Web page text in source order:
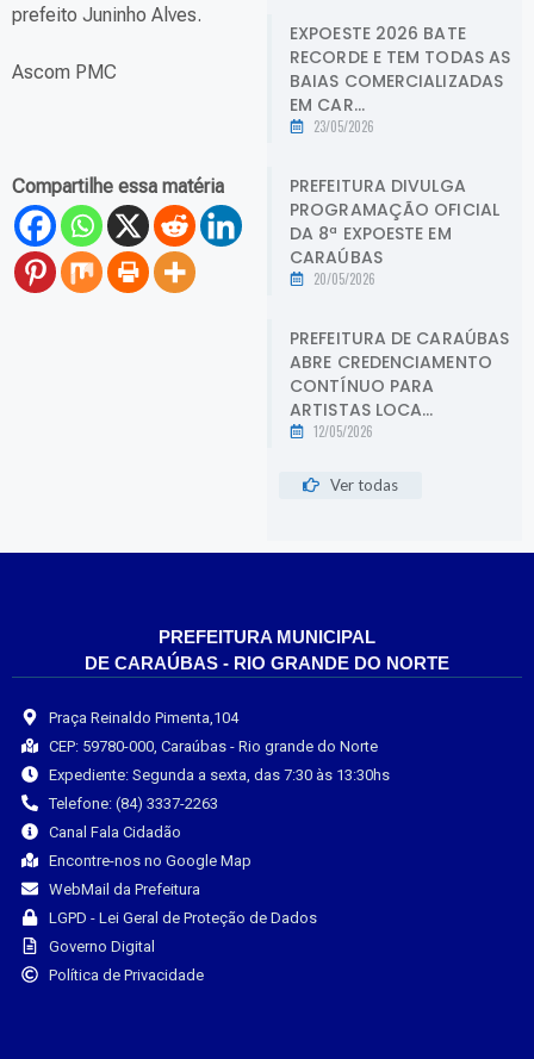
prefeito Juninho Alves.
Ascom PMC
Compartilhe essa matéria
EXPOESTE 2026 BATE
RECORDE E TEM TODAS AS
BAIAS COMERCIALIZADAS
EM CAR...
23/05/2026
PREFEITURA DIVULGA
PROGRAMAÇÃO OFICIAL
DA 8ª EXPOESTE EM
CARAÚBAS
20/05/2026
PREFEITURA DE CARAÚBAS
ABRE CREDENCIAMENTO
CONTÍNUO PARA
ARTISTAS LOCA...
12/05/2026
Ver todas
PREFEITURA MUNICIPAL
DE CARAÚBAS - RIO GRANDE DO NORTE
Praça Reinaldo Pimenta,104
CEP: 59780-000, Caraúbas - Rio grande do Norte
Expediente: Segunda a sexta, das 7:30 às 13:30hs
Telefone: (84) 3337-2263
Canal Fala Cidadão
Encontre-nos no Google Map
WebMail da Prefeitura
LGPD - Lei Geral de Proteção de Dados
Governo Digital
Política de Privacidade